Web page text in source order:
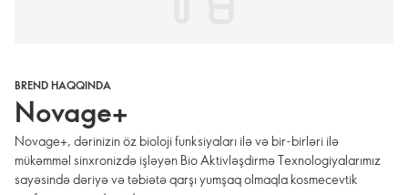
BREND HAQQINDA
Novage+
Novage+, dərinizin öz bioloji funksiyaları ilə və bir-birləri ilə
mükəmməl sinxronizdə işləyən Bio Aktivləşdirmə Texnologiyalarımız
sayəsində dəriyə və təbiətə qarşı yumşaq olmaqla kosmecevtik